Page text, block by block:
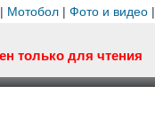
Мотобол| Фото и видео|
только для чтения